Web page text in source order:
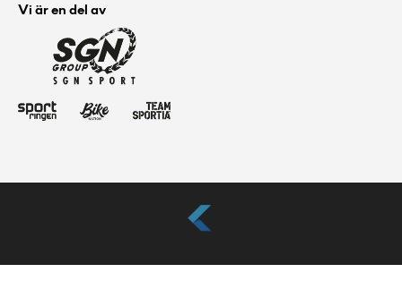
Vi är en del av